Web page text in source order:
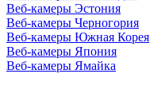
Веб-камеры Эстония
Веб-камеры Черногория
Веб-камеры Южная Корея
Веб-камеры Япония
Веб-камеры Ямайка